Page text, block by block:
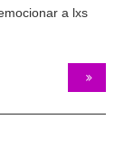
a lxs